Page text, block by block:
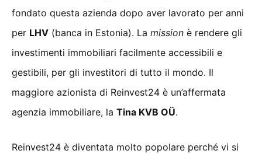
fondato questa azienda dopo aver lavorato per anni
per LHV (banca in Estonia). La mission è rendere gli
investimenti immobiliari facilmente accessibili e
gestibili, per gli investitori di tutto il mondo. Il
maggiore azionista di Reinvest24 è un’affermata
agenzia immobiliare, la Tina KVB OÜ.
Reinvest24 è diventata molto popolare perché vi si